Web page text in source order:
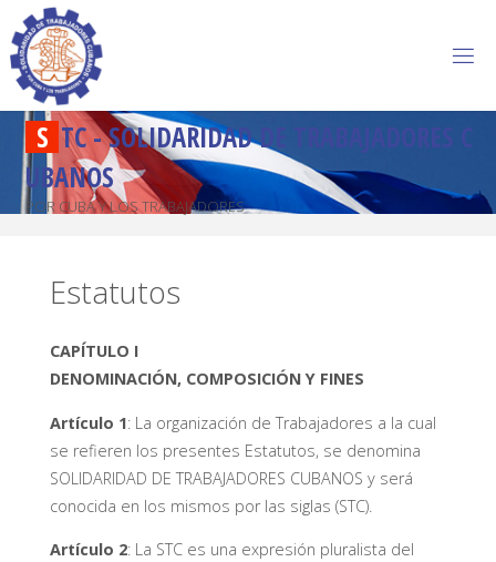
S TC-SOLIDARIDADD R A BAJADORES C
U BANOS
POR CUBA Y LOS TRABAJADORES
Estatutos
CAPÍTULO I
DENOMINACIÓN, COMPOSICIÓN Y FINES
Artículo 1: La organización de Trabajadores a la cual
se refieren los presentes Estatutos, se denomina
SOLIDARIDAD DE TRABAJADORES CUBANOS y será
conocida en los mismos por las siglas (STC).
Artículo 2: La STC es una expresión pluralista del